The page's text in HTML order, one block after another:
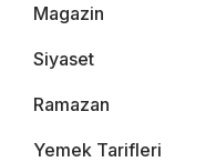
Magazin
Siyaset
Ramazan
Yemek Tarifleri